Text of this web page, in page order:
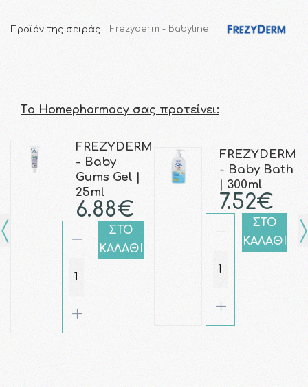
Προϊόν της σειράς Frezyderm - Babyline
Τo Homepharmacy σας προτείνει:
FREZYDERM
- Baby
Gums Gel |
25ml
6.88€
ΣΤΟ
ΚΑΛΑΘΙ
FREZYDERM
- Baby Bath
| 300ml
7.52€
ΣΤΟ
ΚΑΛΑΘΙ